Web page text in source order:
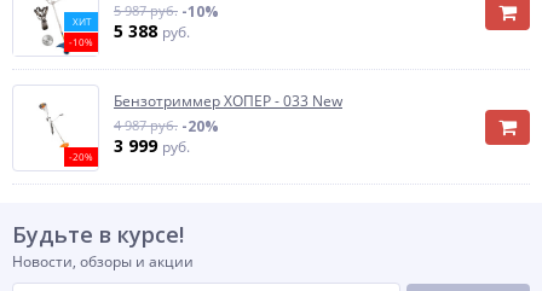
ХИТ
-10%
5 987 руб. -10%
5 388 руб.
-20%
Бензотриммер ХОПЕР - 033 New
4 987 руб. -20%
3 999 руб.
Будьте в курсе!
Новости, обзоры и акции